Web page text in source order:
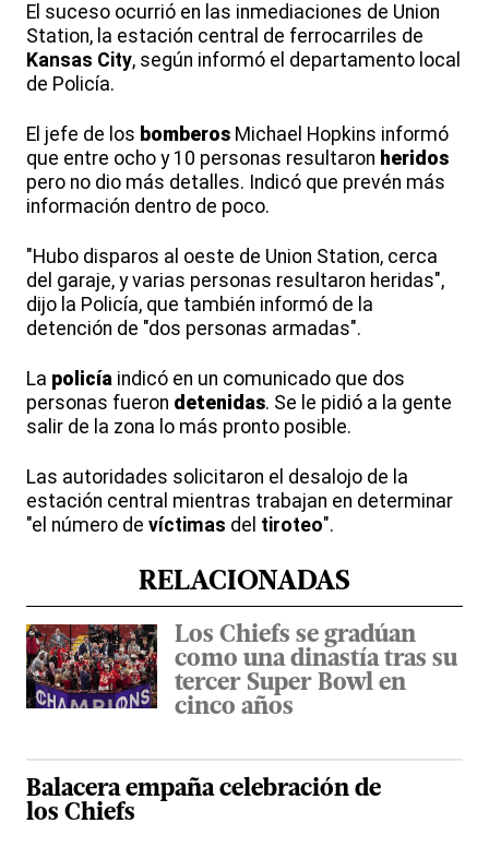
El suceso ocurrió en las inmediaciones de Union
Station, la estación central de ferrocarriles de
Kansas City, según informó el departamento local
de Policía.
El jefe de los bomberos Michael Hopkins informó
que entre ocho y 10 personas resultaron heridos
pero no dio más detalles. Indicó que prevén más
información dentro de poco.
"Hubo disparos al oeste de Union Station, cerca
del garaje, y varias personas resultaron heridas",
dijo la Policía, que también informó de la
detención de "dos personas armadas".
La policía indicó en un comunicado que dos
personas fueron detenidas. Se le pidió a la gente
salir de la zona lo más pronto posible.
Las autoridades solicitaron el desalojo de la
estación central mientras trabajan en determinar
"el número de víctimas del tiroteo".
RELACIONADAS
Los Chiefs se gradúan
como una dinastía tras su
tercer Super Bowl en
cinco años
Balacera empaña celebración de
los Chiefs